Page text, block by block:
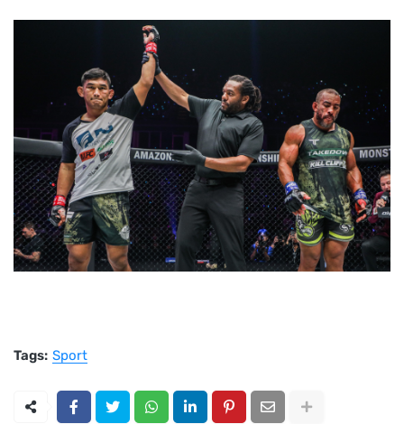
Tags: Sport